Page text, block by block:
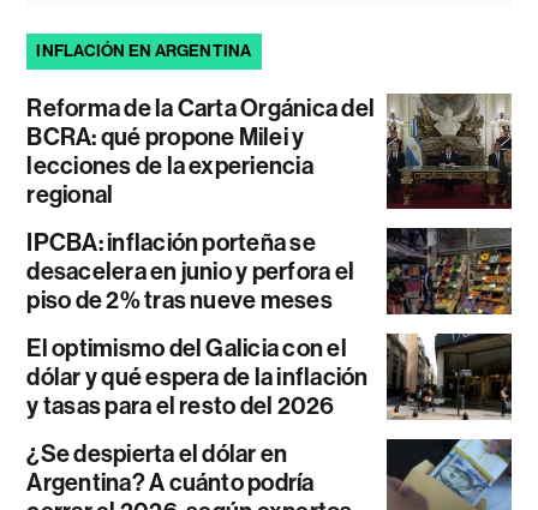
INFLACIÓN EN ARGENTINA
Reforma de la Carta Orgánica del
BCRA: qué propone Milei y
lecciones de la experiencia
regional
IPCBA: inflación porteña se
desacelera en junio y perfora el
piso de 2% tras nueve meses
El optimismo del Galicia con el
dólar y qué espera de la inflación
y tasas para el resto del 2026
¿Se despierta el dólar en
Argentina? A cuánto podría